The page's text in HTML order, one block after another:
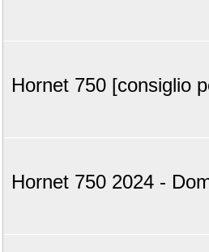
Hornet 750 [consiglio
Hornet 750 2024 -